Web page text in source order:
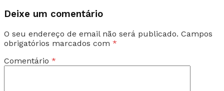
Deixe um comentário
O seu endereço de email não será publicado. Campos
obrigatórios marcados com *
Comentário *